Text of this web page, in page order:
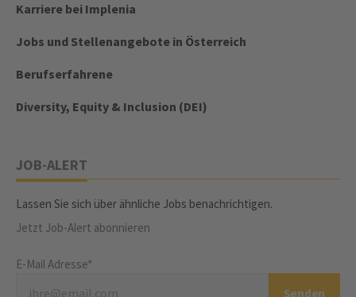
Karriere bei Implenia
Jobs und Stellenangebote in Österreich
Berufserfahrene
Diversity, Equity & Inclusion (DEI)
JOB-ALERT
Lassen Sie sich über ähnliche Jobs benachrichtigen.
Jetzt Job-Alert abonnieren
E-Mail Adresse*